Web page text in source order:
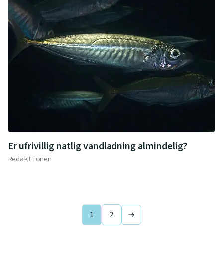
Er ufrivillig natlig vandladning almindelig?
Redaktionen
1 2 Next page